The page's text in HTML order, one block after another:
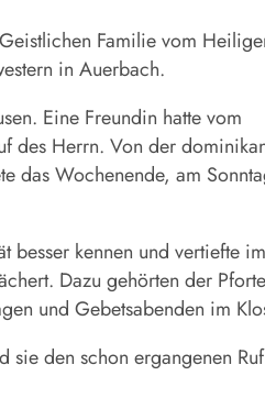
Familie vom
in Auerbach.
Eine Freundin hatte vom
des Herrn. Von der
das Wochenende, am
besser kennen und vertiefte im
Dazu gehörten der
und Gebetsabenden im
den schon ergangenen